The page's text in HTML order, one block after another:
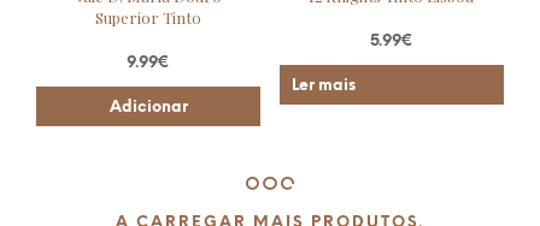
Superior Tinto
9.99€
Adicionar
5.99€
Ler mais